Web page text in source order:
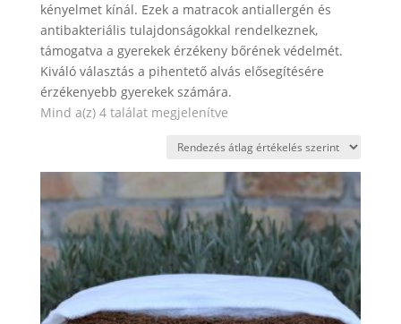
kényelmet kínál. Ezek a matracok antiallergén és
antibakteriális tulajdonságokkal rendelkeznek,
támogatva a gyerekek érzékeny bőrének védelmét.
Kiváló választás a pihentető alvás elősegítésére
érzékenyebb gyerekek számára.
Mind a(z) 4 találat megjelenítveSorted
average
rating